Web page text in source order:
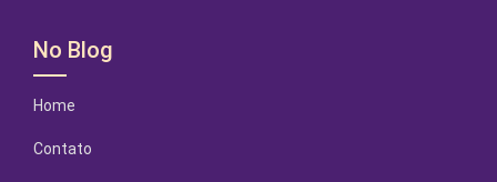
No Blog
Home
Contato